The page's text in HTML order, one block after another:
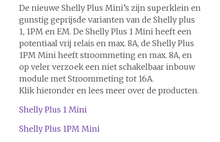
De nieuwe Shelly Plus Mini’s zijn superklein en
gunstig geprijsde varianten van de Shelly plus
1, 1PM en EM. De Shelly Plus 1 Mini heeft een
potentiaal vrij relais en max. 8A, de Shelly Plus
1PM Mini heeft stroommeting en max. 8A, en
op veler verzoek een niet schakelbaar inbouw
module met Stroommeting tot 16A.
Klik hieronder en lees meer over de producten.
Shelly Plus 1 Mini
Shelly Plus 1PM Mini